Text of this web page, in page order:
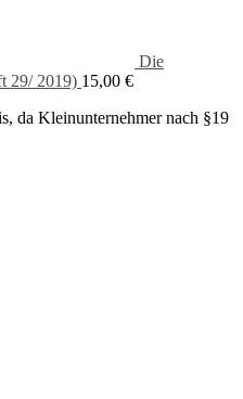
Die
29/ 2019) 15,00 €
da Kleinunternehmer nach §19